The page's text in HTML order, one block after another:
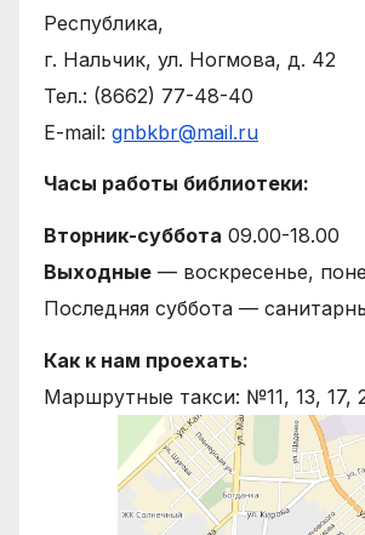
Республика,
г. Нальчик, ул. Ногмова, д. 42
Тел.: (8662) 77-48-40
E-mail: gnbkbr@mail.ru
Часы работы библиотеки:
Вторник-суббота 09.00-18.00
Выходные — воскресенье,
Последняя суббота —
Как к нам проехать:
Маршрутные такси: №11, 13, 17,